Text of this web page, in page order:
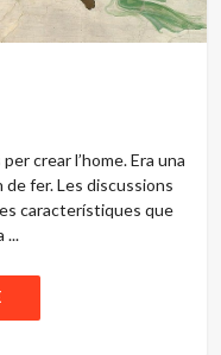
crear l’home. Era una
de fer. Les discussions
característiques que
...